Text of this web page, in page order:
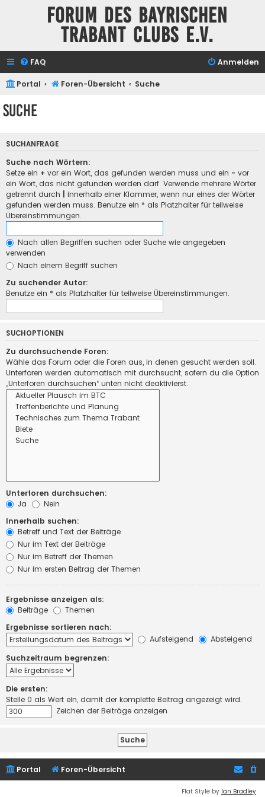
Forum des Bayrischen
Trabant Clubs e.V.
FAQ Anmelden
Portal Foren-Übersicht Suche
Suche
SUCHANFRAGE
Suche nach Wörtern:
Setze ein + vor ein Wort, das gefunden werden muss und ein - vor
ein Wort, das nicht gefunden werden darf. Verwende mehrere Wörter
getrennt durch
innerhalb einer Klammer, wenn nur eines der Wörter
gefunden werden muss. Benutze ein * als Platzhalter für teilweise
Übereinstimmungen.
Nach allen Begriffen suchen oder Suche wie angegeben
verwenden
Nach einem Begriff suchen
Zu suchender Autor:
Benutze ein * als Platzhalter für teilweise Übereinstimmungen.
SUCHOPTIONEN
Zu durchsuchende Foren:
Wähle das Forum oder die Foren aus, in denen gesucht werden soll.
Unterforen werden automatisch mit durchsucht, sofern du die Option
„Unterforen durchsuchen“ unten nicht deaktivierst.
Unterforen durchsuchen:
Ja
Nein
Innerhalb suchen:
Betreff und Text der Beiträge
Nur im Text der Beiträge
Nur im Betreff der Themen
Nur im ersten Beitrag der Themen
Ergebnisse anzeigen als:
Beiträge
Themen
Ergebnisse sortieren nach:
Aufsteigend
Absteigend
Suchzeitraum begrenzen:
Die ersten:
Stelle 0 als Wert ein, damit der komplette Beitrag angezeigt wird.
Zeichen der Beiträge anzeigen
Portal Foren-Übersicht
Flat Style by Ian Bradley